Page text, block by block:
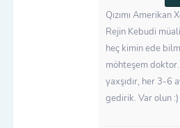
Qızımı Amerikan
Rejin Kebudi
heç kimin ede
möhteşem doktor.
yaxşıdır, her 3-6
gedirik. Var olun :)